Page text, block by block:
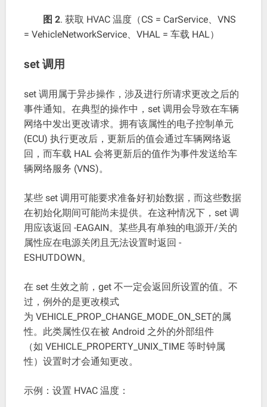
图 2. 获取 HVAC 温度（CS = CarService、VNS
= VehicleNetworkService、VHAL = 车载 HAL）
set 调用
set 调用属于异步操作，涉及进行所请求更改之后的
事件通知。在典型的操作中，set 调用会导致在车辆
网络中发出更改请求。拥有该属性的电子控制单元
(ECU) 执行更改后，更新后的值会通过车辆网络返
回，而车载 HAL 会将更新后的值作为事件发送给车
辆网络服务 (VNS)。
某些 set 调用可能要求准备好初始数据，而这些数据
在初始化期间可能尚未提供。在这种情况下，set 调
用应该返回 -EAGAIN。某些具有单独的电源开/关的
属性应在电源关闭且无法设置时返回 -
ESHUTDOWN。
在 set 生效之前，get 不一定会返回所设置的值。不
过，例外的是更改模式
为 VEHICLE_PROP_CHANGE_MODE_ON_SET的属
性。此类属性仅在被 Android 之外的外部组件
（如 VEHICLE_PROPERTY_UNIX_TIME 等时钟属
性）设置时才会通知更改。
示例：设置 HVAC 温度：